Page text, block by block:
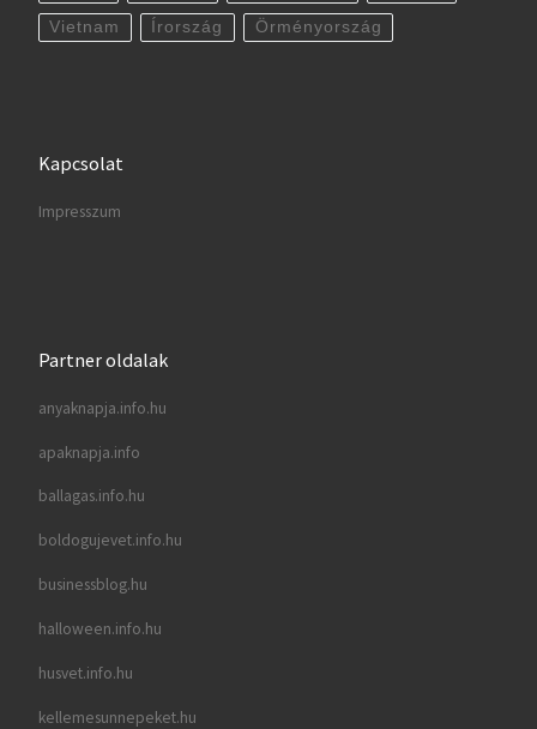
Vietnam Írország Örményország
Kapcsolat
Impresszum
Partner oldalak
anyaknapja.info.hu
apaknapja.info
ballagas.info.hu
boldogujevet.info.hu
businessblog.hu
halloween.info.hu
husvet.info.hu
kellemesunnepeket.hu